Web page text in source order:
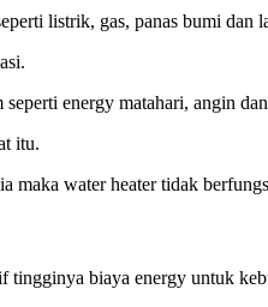
listrik, gas, panas bumi dan
energy matahari, angin
itu.
maka water heater tidak
biaya energy untuk